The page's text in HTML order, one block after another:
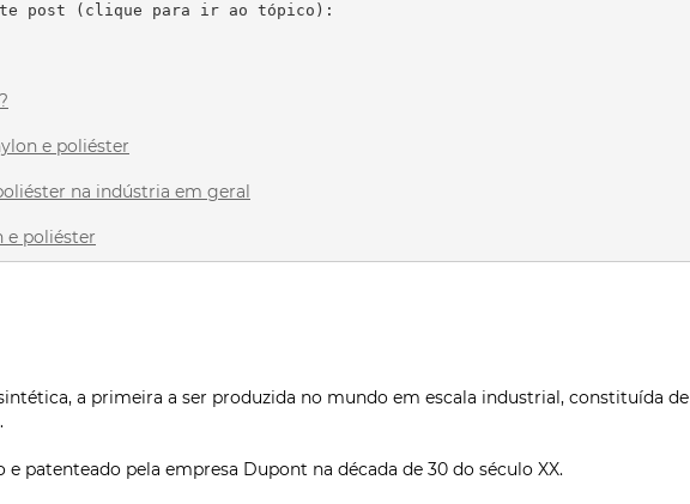
post (clique para ir ao tópico):
e poliéster
na indústria em geral
e poliéster
a primeira a ser produzida no mundo em escala industrial, constituída de
patenteado pela empresa Dupont na década de 30 do século XX.